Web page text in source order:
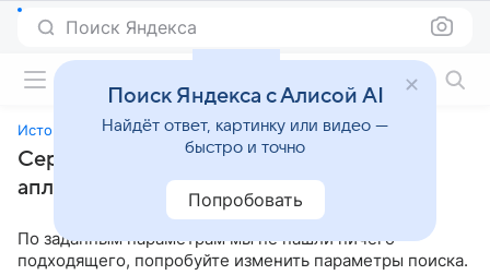
Поиск Яндекса
История развода: аплодисменты вместо слез
Сериалы, похожие на «История развода:
аплодисменты вместо слез»
По заданным параметрам мы не нашли ничего
подходящего, попробуйте изменить параметры поиска.
Поиск Яндекса с Алисой AI
Найдёт ответ, картинку или видео —
быстро и точно
Попробовать